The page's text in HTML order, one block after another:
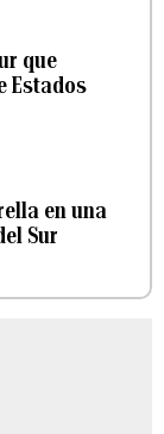
que
Estados
en una
Sur